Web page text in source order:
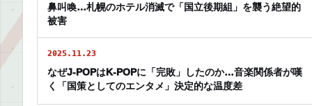
鼻叫喚…札幌のホテル消滅で「国立後期組」を襲う絶望的
被害
2025.11.23
なぜJ-POPはK-POPに「完敗」したのか…音楽関係者が嘆
く「国策としてのエンタメ」決定的な温度差